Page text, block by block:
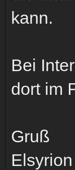
kann.
Bei
dort im
Gruß